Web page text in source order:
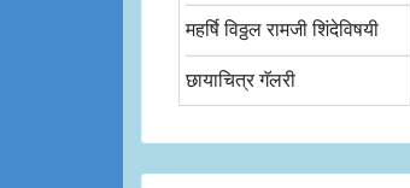
महर्षि विठ्ठल रामजी शिंदेविषयी
छायाचित्र गॅलरी